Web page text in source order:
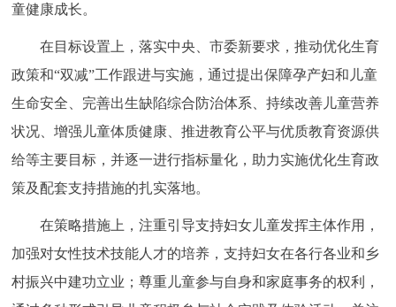
回到顶部
童健康成长。
在目标设置上，落实中央、市委新要求，推动优化生育
政策和“双减”工作跟进与实施，通过提出保障孕产妇和儿童
生命安全、完善出生缺陷综合防治体系、持续改善儿童营养
状况、增强儿童体质健康、推进教育公平与优质教育资源供
给等主要目标，并逐一进行指标量化，助力实施优化生育政
策及配套支持措施的扎实落地。
在策略措施上，注重引导支持妇女儿童发挥主体作用，
加强对女性技术技能人才的培养，支持妇女在各行各业和乡
村振兴中建功立业；尊重儿童参与自身和家庭事务的权利，